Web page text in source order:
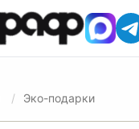
Эко-подарки